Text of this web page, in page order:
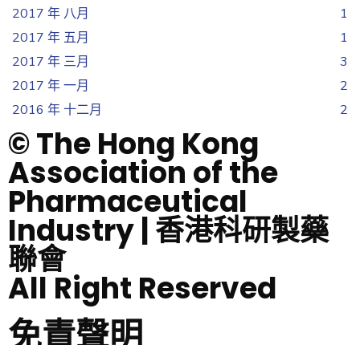
2017 年 八月
1
2017 年 五月
1
2017 年 三月
3
2017 年 一月
2
2016 年 十二月
2
© The Hong Kong
Association of the
Pharmaceutical
Industry | 香港科研製藥
聯會
All Right Reserved